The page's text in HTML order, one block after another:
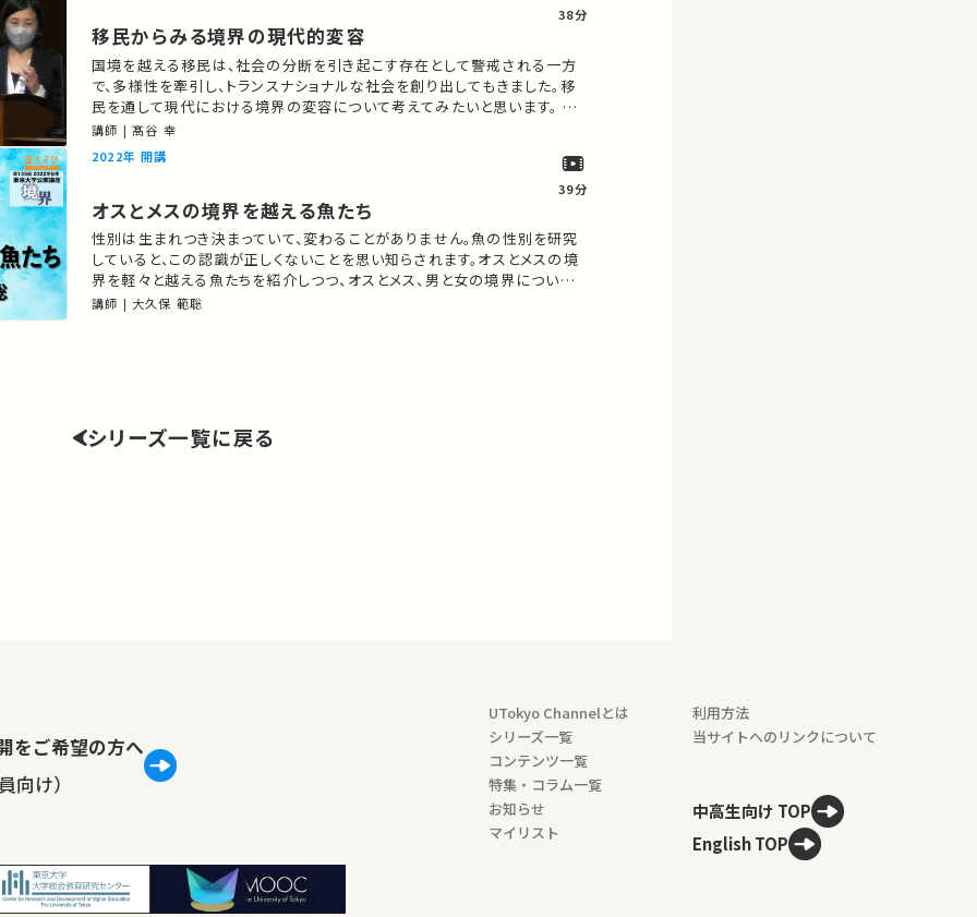
38分
移民からみる境界の現代的変容
国境を越える移民は、社会の分断を引き起こす存在として警戒される一方
で、多様性を牽引し、トランスナショナルな社会を創り出してもきました。移
民を通して現代における境界の変容について考えてみたいと思います。 ★
あなたのシェアが、ほかの誰かの学びに繋がるかもしれません。 お気に入
りの講義・講演があればSNSなどでシェアをお願いします。
講師 | 髙谷 幸
2022年 開講
39分
オスとメスの境界を越える魚たち
性別は生まれつき決まっていて、変わることがありません。魚の性別を研究
していると、この認識が正しくないことを思い知らされます。オスとメスの境
界を軽々と越える魚たちを紹介しつつ、オスとメス、男と女の境界について
考えてみます。 ★あなたのシェアが、ほかの誰かの学びに繋がるかもしれま
講師 | 大久保 範聡
シリーズ一覧に戻る
をご希望の方へ
向け）
UTokyo Channelとは
シリーズ一覧
コンテンツ一覧
特集・コラム一覧
お知らせ
マイリスト
利用方法
当サイトへのリンクについて
中高生向け TOP
English TOP